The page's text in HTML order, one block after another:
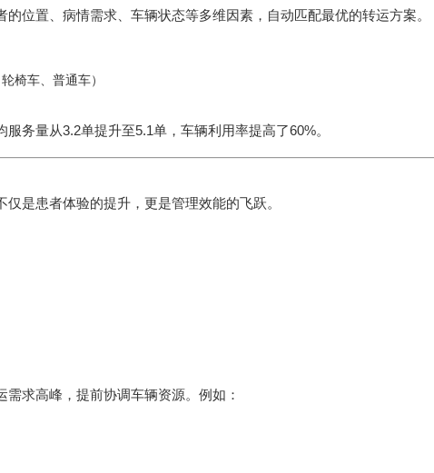
位置、病情需求、车辆状态等多维因素，自动匹配最优的转运方案。
椅车、普通车）
务量从3.2单提升至5.1单，车辆利用率提高了60%。
是患者体验的提升，更是管理效能的飞跃。
求高峰，提前协调车辆资源。例如：